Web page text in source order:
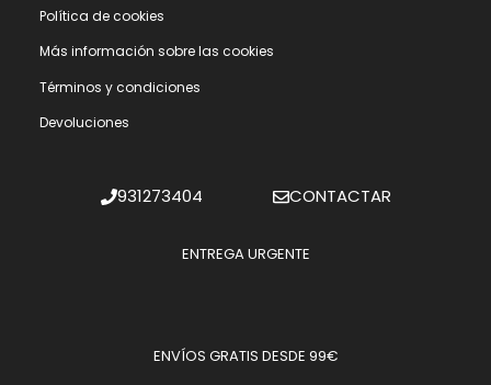
Polí­tica de cookies
Más información sobre las cookies
Términos y condiciones
Devoluciones
931273404 CONTACTAR
ENTREGA URGENTE
ENVÍOS GRATIS DESDE 99€